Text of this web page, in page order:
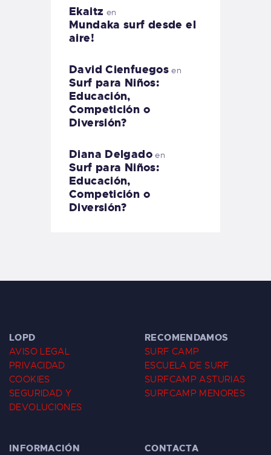
Ekaitz en
Mundaka surf desde el
aire!
David Cienfuegos en
Surf para Niños:
Educación,
Competición o
Diversión?
Diana Delgadoen
Surf para Niños:
Educación,
Competición o
Diversión?
LOPD
AVISO LEGAL
PRIVACIDAD
COOKIES
SEGURIDAD Y
DEVOLUCIONES
RECOMENDAMOS
SURF CAMP
ESCUELA DE SURF
SURFCAMP ASTURIAS
SURFCAMP MENORES
INFORMACIÓN CONTACTA